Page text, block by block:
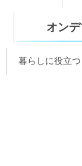
オン
暮らしに役立つ